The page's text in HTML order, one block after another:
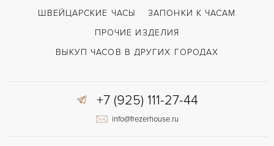
КАЛИБР/МЕХАНИЗМ
ШВЕЙЦАРСКИЕ ЧАСЫ
ЗАПОНКИ К ЧАСАМ
ПРОЧИЕ ИЗДЕЛИЯ
ВЫКУП ЧАСОВ В ДРУГИХ ГОРОДАХ
+7 (925) 111-27-44
info@frezerhouse.ru